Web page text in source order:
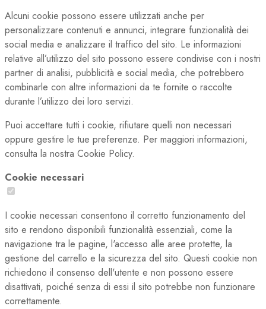
Alcuni cookie possono essere utilizzati anche per
personalizzare contenuti e annunci, integrare funzionalità dei
social media e analizzare il traffico del sito. Le informazioni
relative all’utilizzo del sito possono essere condivise con i nostri
partner di analisi, pubblicità e social media, che potrebbero
combinarle con altre informazioni da te fornite o raccolte
durante l’utilizzo dei loro servizi.
Puoi accettare tutti i cookie, rifiutare quelli non necessari
oppure gestire le tue preferenze. Per maggiori informazioni,
consulta la nostra Cookie Policy.
Cookie necessari
I cookie necessari consentono il corretto funzionamento del
sito e rendono disponibili funzionalità essenziali, come la
navigazione tra le pagine, l'accesso alle aree protette, la
gestione del carrello e la sicurezza del sito. Questi cookie non
richiedono il consenso dell'utente e non possono essere
disattivati, poiché senza di essi il sito potrebbe non funzionare
correttamente.